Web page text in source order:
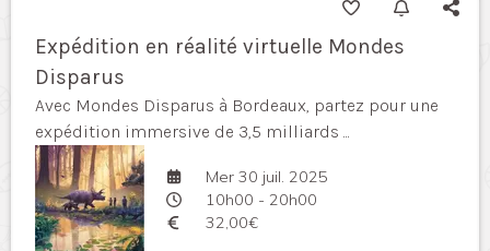
Expédition en réalité virtuelle Mondes
Disparus
Avec Mondes Disparus à Bordeaux, partez pour une
expédition immersive de 3,5 milliards ...
Mer 30 juil. 2025
10h00 - 20h00
32,00€